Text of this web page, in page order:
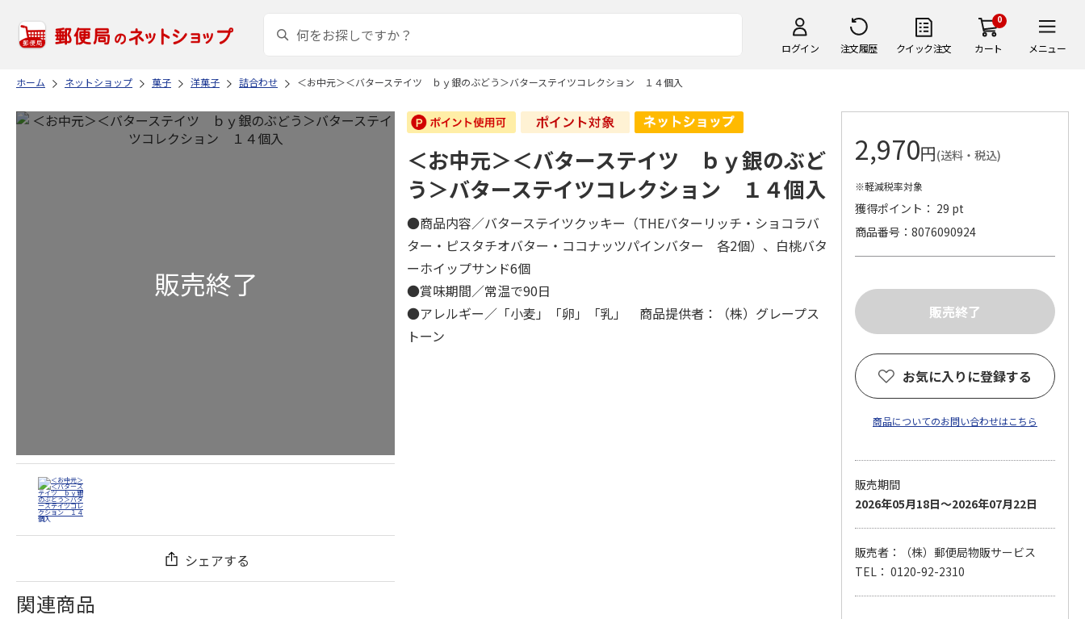
ログイン 注文履歴 クイック注文
0
カート メニュー
ホーム ネットショップ 菓子 洋菓子 詰合わせ ＜お中元＞＜バターステイツ ｂｙ銀のぶどう＞バターステイツコレクション １４個入
シェアする
関連商品
＜お中元＞＜バターステイツ ｂｙ銀のぶど
う＞バターステイツコレクション １４個入
●商品内容／バターステイツクッキー（THEバターリッチ・ショコラバ
ター・ピスタチオバター・ココナッツパインバター 各2個）、白桃バタ
ーホイップサンド6個
●賞味期間／常温で90日
●アレルギー／「小麦」「卵」「乳」 商品提供者：（株）グレープス
トーン
2,970円(送料・税込)
※軽減税率対象
獲得ポイント： 29 pt
商品番号
8076090924
お気に入りに登録する
商品についてのお問い合わせはこちら
販売期間
2026年05月18日～2026年07月22日
販売者：（株）郵便局物販サービス
TEL： 0120-92-2310